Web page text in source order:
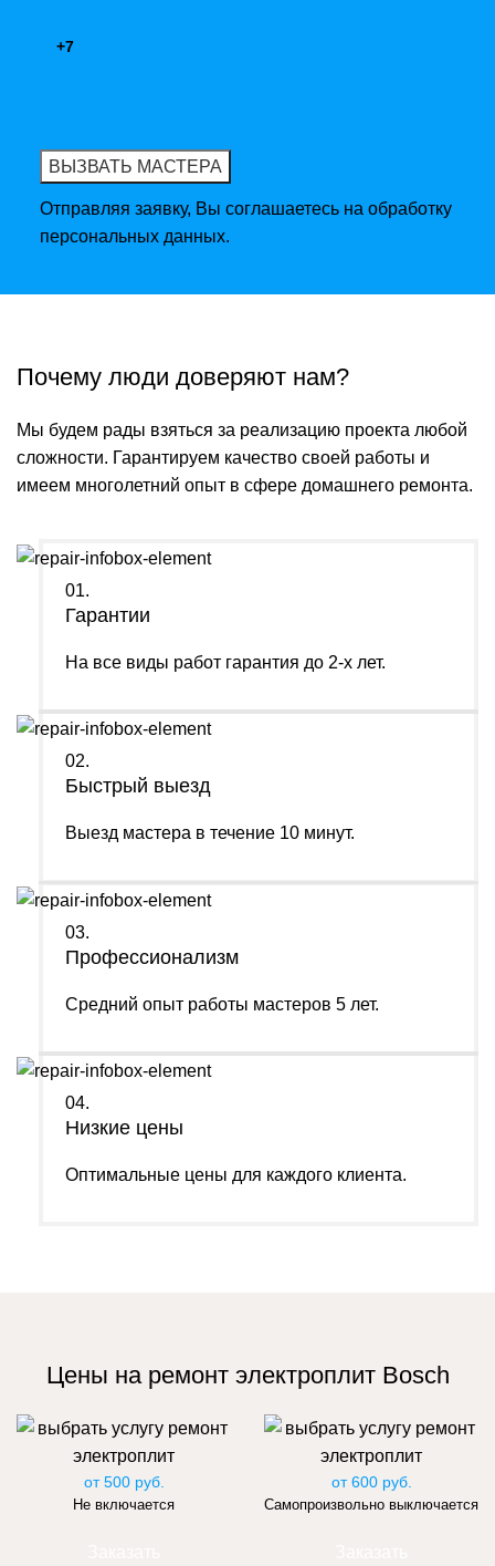
Отправляя заявку, Вы соглашаетесь на обработку
персональных данных.
Почему люди доверяют нам?
Мы будем рады взяться за реализацию проекта любой
сложности. Гарантируем качество своей работы и
имеем многолетний опыт в сфере домашнего ремонта.
01.
Гарантии
На все виды работ гарантия до 2-х лет.
02.
Быстрый выезд
Выезд мастера в течение 10 минут.
03.
Профессионализм
Средний опыт работы мастеров 5 лет.
04.
Низкие цены
Оптимальные цены для каждого клиента.
Цены на ремонт электроплит Bosch
от 500 руб.
Не включается
от 600 руб.
Самопроизвольно выключается